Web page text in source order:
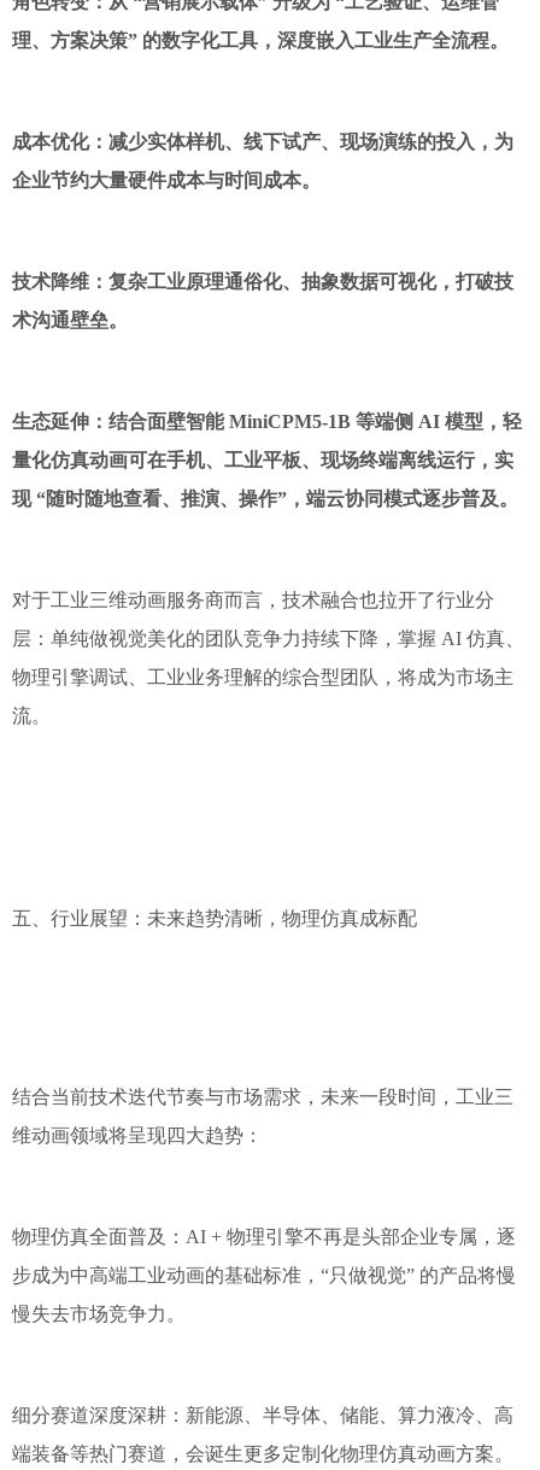
理、方案决策” 的数字化工具，深度嵌入工业生产全流程。
成本优化：减少实体样机、线下试产、现场演练的投入，为
企业节约大量硬件成本与时间成本。
技术降维：复杂工业原理通俗化、抽象数据可视化，打破技
术沟通壁垒。
生态延伸：结合面壁智能 MiniCPM5-1B 等端侧 AI 模型，轻
量化仿真动画可在手机、工业平板、现场终端离线运行，实
现 “随时随地查看、推演、操作”，端云协同模式逐步普及。
对于工业三维动画服务商而言，技术融合也拉开了行业分
层：单纯做视觉美化的团队竞争力持续下降，掌握 AI 仿真、
物理引擎调试、工业业务理解的综合型团队，将成为市场主
流。
五、行业展望：未来趋势清晰，物理仿真成标配
结合当前技术迭代节奏与市场需求，未来一段时间，工业三
维动画领域将呈现四大趋势：
物理仿真全面普及：AI + 物理引擎不再是头部企业专属，逐
步成为中高端工业动画的基础标准，“只做视觉” 的产品将慢
慢失去市场竞争力。
细分赛道深度深耕：新能源、半导体、储能、算力液冷、高
端装备等热门赛道，会诞生更多定制化物理仿真动画方案。